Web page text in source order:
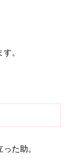
。
た助。